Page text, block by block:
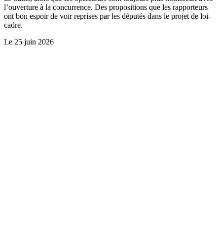
l’ouverture à la concurrence. Des propositions que les rapporteurs
ont bon espoir de voir reprises par les députés dans le projet de loi-
cadre.
Le 25 juin 2026